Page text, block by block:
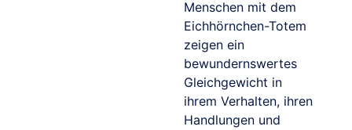
Menschen mit dem
Eichhörnchen-Totem
zeigen ein
bewundernswertes
Gleichgewicht in
ihrem Verhalten, ihren
Handlungen und